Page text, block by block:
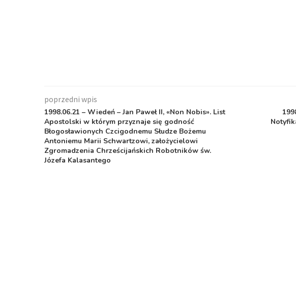
poprzedni wpis
1998.06.21 – Wiedeń – Jan Paweł II, «Non Nobis». List
Apostolski w którym przyznaje się godność
Błogosławionych Czcigodnemu Słudze Bożemu
Antoniemu Marii Schwartzowi, założycielowi
Zgromadzenia Chrześcijańskich Robotników św.
Józefa Kalasantego